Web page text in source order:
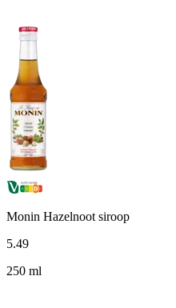
Monin Hazelnoot siroop
5.49
250 ml